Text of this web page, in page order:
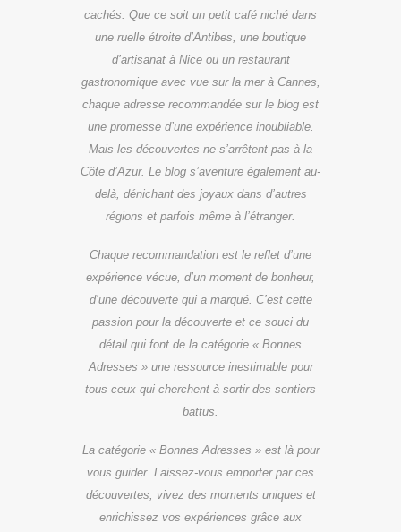
cachés. Que ce soit un petit café niché dans
une ruelle étroite d’Antibes, une boutique
d’artisanat à Nice ou un restaurant
gastronomique avec vue sur la mer à Cannes,
chaque adresse recommandée sur le blog est
une promesse d’une expérience inoubliable.
Mais les découvertes ne s’arrêtent pas à la
Côte d’Azur. Le blog s’aventure également au-
delà, dénichant des joyaux dans d’autres
régions et parfois même à l’étranger.
Chaque recommandation est le reflet d’une
expérience vécue, d’un moment de bonheur,
d’une découverte qui a marqué. C’est cette
passion pour la découverte et ce souci du
détail qui font de la catégorie « Bonnes
Adresses » une ressource inestimable pour
tous ceux qui cherchent à sortir des sentiers
battus.
La catégorie « Bonnes Adresses » est là pour
vous guider. Laissez-vous emporter par ces
découvertes, vivez des moments uniques et
enrichissez vos expériences grâce aux